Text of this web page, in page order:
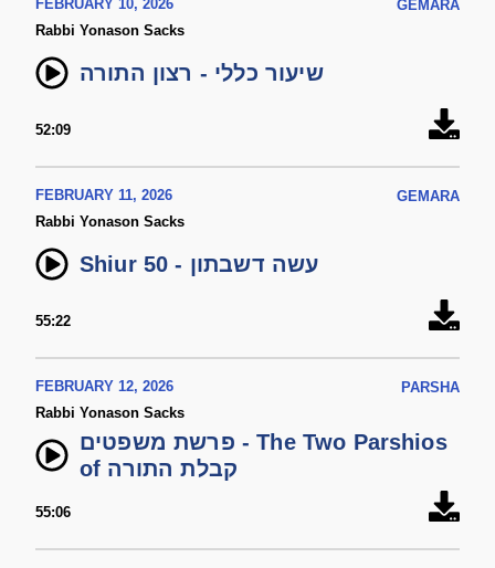
FEBRUARY 10, 2026
GEMARA
Rabbi Yonason Sacks
שיעור כללי - רצון התורה
52:09
FEBRUARY 11, 2026
GEMARA
Rabbi Yonason Sacks
Shiur 50 - עשה דשבתון
55:22
FEBRUARY 12, 2026
PARSHA
Rabbi Yonason Sacks
פרשת משפטים - The Two Parshios
of קבלת התורה
55:06